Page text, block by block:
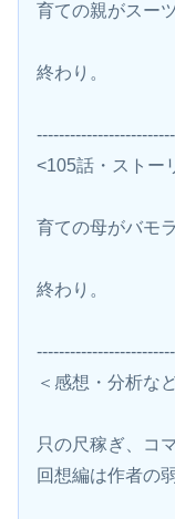
育ての親がスー
終わり。
<105話・ストー
育ての母がバモ
終わり。
＜感想・分析な
只の尺稼ぎ、コ
回想編は作者の